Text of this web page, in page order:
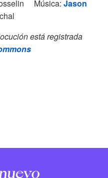
Música: Jason
está registrada